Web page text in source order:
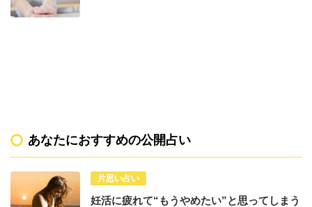
あなたにおすすめの公開占い
片思い占い
妊活に疲れて“もうやめたい”と思ってしまう